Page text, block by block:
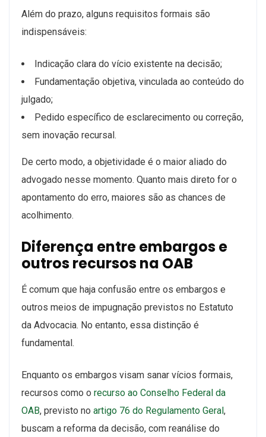
Além do prazo, alguns requisitos formais são
indispensáveis:
Indicação clara do vício existente na decisão;
Fundamentação objetiva, vinculada ao conteúdo do
julgado;
Pedido específico de esclarecimento ou correção,
sem inovação recursal.
De certo modo, a objetividade é o maior aliado do
advogado nesse momento. Quanto mais direto for o
apontamento do erro, maiores são as chances de
acolhimento.
Diferença entre embargos e
outros recursos na OAB
É comum que haja confusão entre os embargos e
outros meios de impugnação previstos no Estatuto
da Advocacia. No entanto, essa distinção é
fundamental.
Enquanto os embargos visam sanar vícios formais,
recursos como o recurso ao Conselho Federal da
OAB, previsto no artigo 76 do Regulamento Geral,
buscam a reforma da decisão, com reanálise do